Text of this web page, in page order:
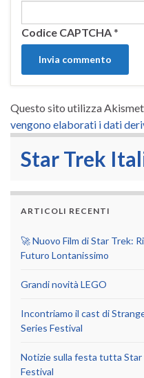
Codice CAPTCHA*
Questo sito utilizza
vengono elaborati i dati
Star Trek
ARTICOLI RECENTI
🚀 Nuovo Film di Star Trek:
Futuro Lontanissimo
Grandi novità LEGO
Incontriamo il cast di
Series Festival
Notizie sulla festa tutta Star
Festival